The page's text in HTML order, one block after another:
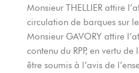
Monsieur THELLIER attire
circulation de barques sur
Monsieur GAVORY attire
contenu du RPP, en vertu
être soumis à l’avis de